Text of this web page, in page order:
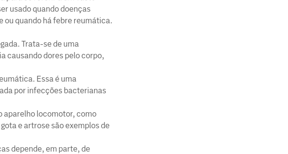
usado quando doenças
ou quando há febre reumática.
Trata-se de uma
causando dores pelo corpo,
Essa é uma
por infecções bacterianas
aparelho locomotor, como
e artrose são exemplos de
depende, em parte, de